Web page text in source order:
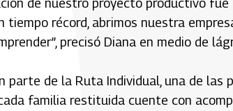
de nuestro proyecto productivo
tiempo récord, abrimos nuestra
precisó Diana en medio de
parte de la Ruta Individual, una de las
familia restituida cuente con